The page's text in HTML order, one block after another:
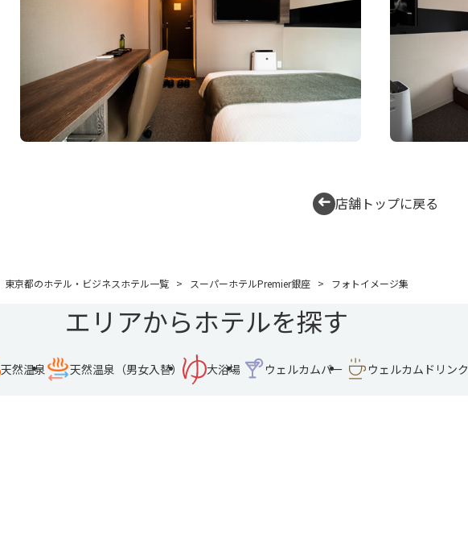
店舗トップに戻る
東京都のホテル・ビジネスホテル一覧 スーパーホテルPremier銀座 フォトイメージ集
エリアからホテルを探す
天然温泉 天然温泉（男女入替） 大浴場 ウェルカムバー ウェルカムドリンク